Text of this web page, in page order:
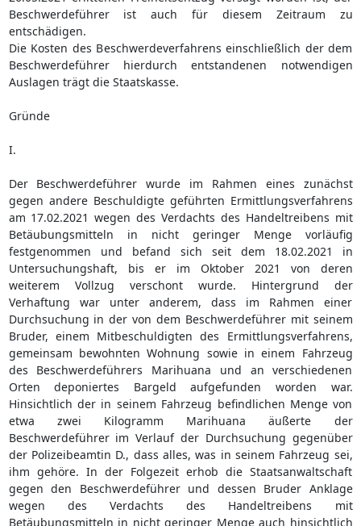
Beschwerdeführer ist auch für diesem Zeitraum zu
entschädigen.
Die Kosten des Beschwerdeverfahrens einschließlich der dem
Beschwerdeführer hierdurch entstandenen notwendigen
Auslagen trägt die Staatskasse.
Gründe
I.
Der Beschwerdeführer wurde im Rahmen eines zunächst
gegen andere Beschuldigte geführten Ermittlungsverfahrens
am 17.02.2021 wegen des Verdachts des Handeltreibens mit
Betäubungsmitteln in nicht geringer Menge vorläufig
festgenommen und befand sich seit dem 18.02.2021 in
Untersuchungshaft, bis er im Oktober 2021 von deren
weiterem Vollzug verschont wurde. Hintergrund der
Verhaftung war unter anderem, dass im Rahmen einer
Durchsuchung in der von dem Beschwerdeführer mit seinem
Bruder, einem Mitbeschuldigten des Ermittlungsverfahrens,
gemeinsam bewohnten Wohnung sowie in einem Fahrzeug
des Beschwerdeführers Marihuana und an verschiedenen
Orten deponiertes Bargeld aufgefunden worden war.
Hinsichtlich der in seinem Fahrzeug befindlichen Menge von
etwa zwei Kilogramm Marihuana äußerte der
Beschwerdeführer im Verlauf der Durchsuchung gegenüber
der Polizeibeamtin D., dass alles, was in seinem Fahrzeug sei,
ihm gehöre. In der Folgezeit erhob die Staatsanwaltschaft
gegen den Beschwerdeführer und dessen Bruder Anklage
wegen des Verdachts des Handeltreibens mit
Betäubungsmitteln in nicht geringer Menge auch hinsichtlich